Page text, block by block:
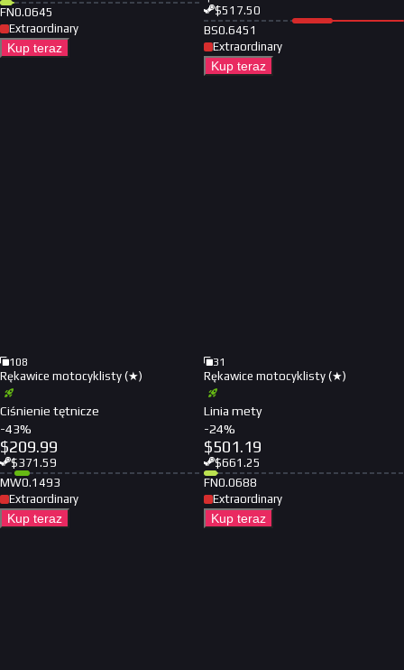
FN0.0645
Extraordinary
Kup teraz
$517.50
BS0.6451
Extraordinary
Kup teraz
108
Rękawice motocyklisty (★)
Ciśnienie tętnicze
-43%
$209.99
$371.59
MW0.1493
Extraordinary
Kup teraz
31
Rękawice motocyklisty (★)
Linia mety
-24%
$501.19
$661.25
FN0.0688
Extraordinary
Kup teraz